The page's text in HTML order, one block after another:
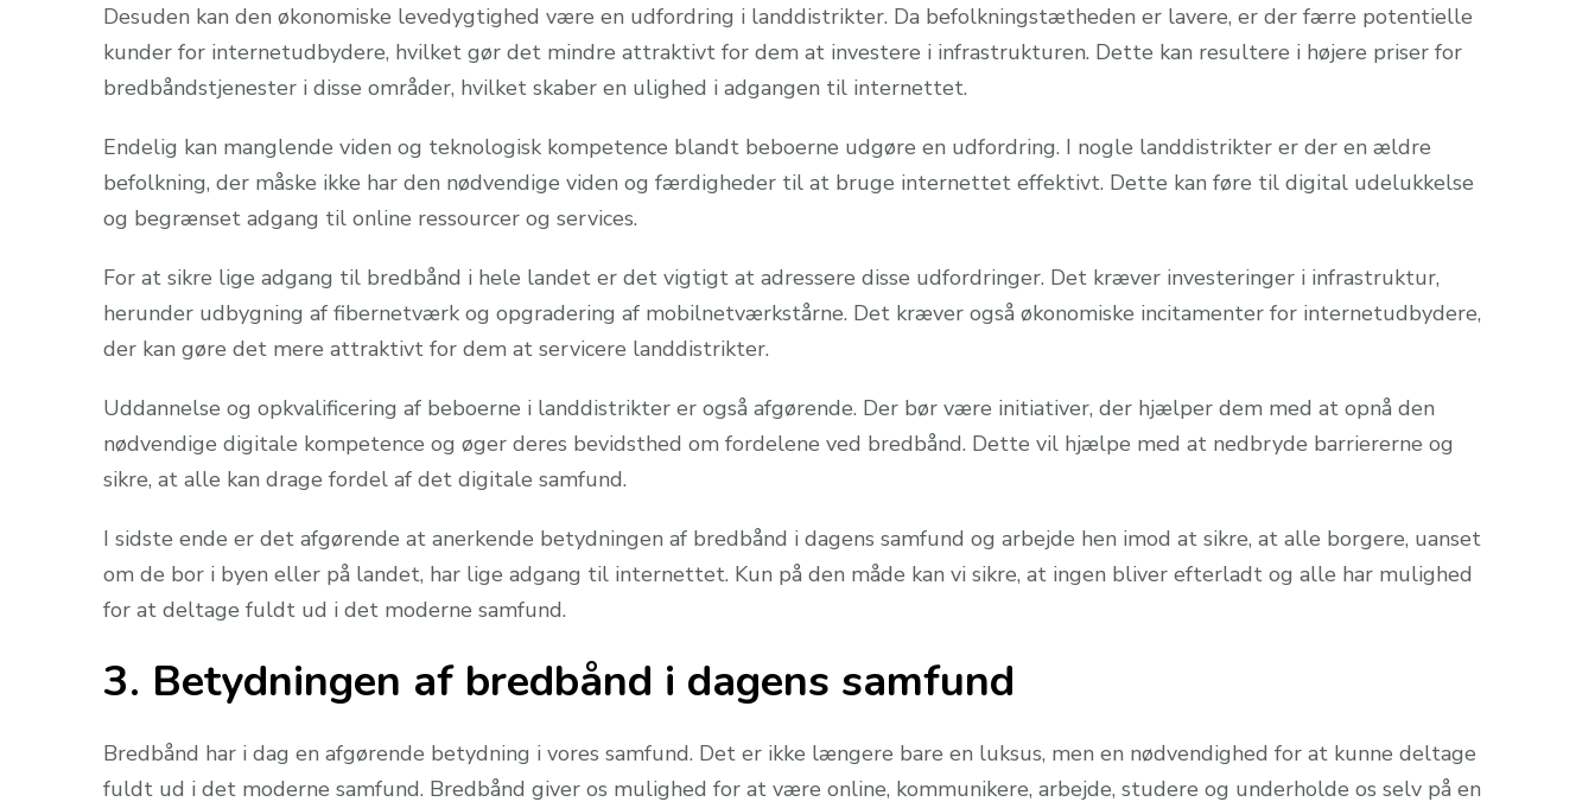
Desuden kan den økonomiske levedygtighed være en udfordring i landdistrikter. Da befolkningstætheden er lavere, er der færre potentielle
kunder for internetudbydere, hvilket gør det mindre attraktivt for dem at investere i infrastrukturen. Dette kan resultere i højere priser for
bredbåndstjenester i disse områder, hvilket skaber en ulighed i adgangen til internettet.
Endelig kan manglende viden og teknologisk kompetence blandt beboerne udgøre en udfordring. I nogle landdistrikter er der en ældre
befolkning, der måske ikke har den nødvendige viden og færdigheder til at bruge internettet effektivt. Dette kan føre til digital udelukkelse
og begrænset adgang til online ressourcer og services.
For at sikre lige adgang til bredbånd i hele landet er det vigtigt at adressere disse udfordringer. Det kræver investeringer i infrastruktur,
herunder udbygning af fibernetværk og opgradering af mobilnetværkstårne. Det kræver også økonomiske incitamenter for internetudbydere,
der kan gøre det mere attraktivt for dem at servicere landdistrikter.
Uddannelse og opkvalificering af beboerne i landdistrikter er også afgørende. Der bør være initiativer, der hjælper dem med at opnå den
nødvendige digitale kompetence og øger deres bevidsthed om fordelene ved bredbånd. Dette vil hjælpe med at nedbryde barriererne og
sikre, at alle kan drage fordel af det digitale samfund.
I sidste ende er det afgørende at anerkende betydningen af bredbånd i dagens samfund og arbejde hen imod at sikre, at alle borgere, uanset
om de bor i byen eller på landet, har lige adgang til internettet. Kun på den måde kan vi sikre, at ingen bliver efterladt og alle har mulighed
for at deltage fuldt ud i det moderne samfund.
3. Betydningen af bredbånd i dagens samfund
Bredbånd har i dag en afgørende betydning i vores samfund. Det er ikke længere bare en luksus, men en nødvendighed for at kunne deltage
fuldt ud i det moderne samfund. Bredbånd giver os mulighed for at være online, kommunikere, arbejde, studere og underholde os selv på en